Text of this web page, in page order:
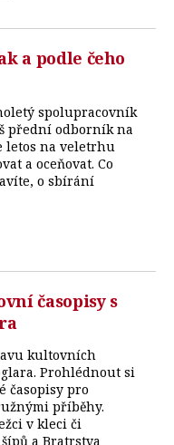
a podle čeho
spolupracovník
přední odborník na
letos na veletrhu
a oceňovat. Co
o sbírání
časopisy s
kultovních
Prohlédnout si
časopisy pro
příběhy.
v kleci či
a Bratrstva